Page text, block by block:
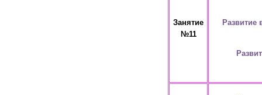
Занятие
№11
Развитие